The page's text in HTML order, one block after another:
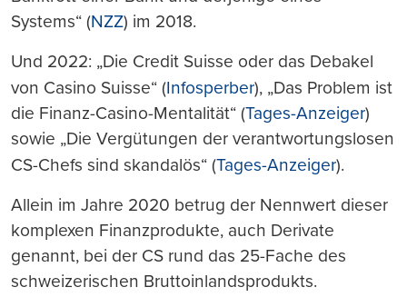
Systems“ (NZZ) im 2018.
Und 2022: „Die Credit Suisse oder das Debakel
von Casino Suisse“ (Infosperber), „Das Problem ist
die Finanz-Casino-Mentalität“ (Tages-Anzeiger)
sowie „Die Vergütungen der verantwortungslosen
CS-Chefs sind skandalös“ (Tages-Anzeiger).
Allein im Jahre 2020 betrug der Nennwert dieser
komplexen Finanzprodukte, auch Derivate
genannt, bei der CS rund das 25-Fache des
schweizerischen Bruttoinlandsprodukts.